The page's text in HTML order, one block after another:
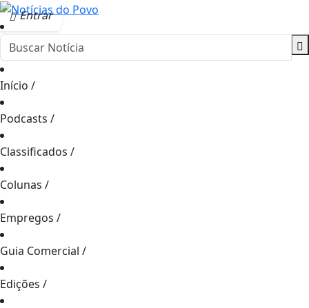
Entrar
Início /
Podcasts /
Classificados /
Colunas /
Empregos /
Guia Comercial /
Edições /